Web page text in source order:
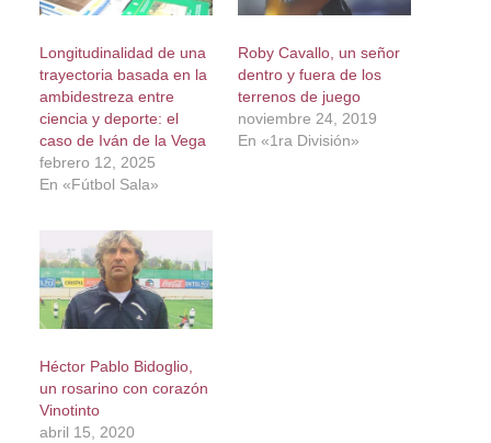
Longitudinalidad de una
trayectoria basada en la
ambidestreza entre
ciencia y deporte: el
caso de Iván de la Vega
febrero 12, 2025
En «Fútbol Sala»
Roby Cavallo, un señor
dentro y fuera de los
terrenos de juego
noviembre 24, 2019
En «1ra División»
Héctor Pablo Bidoglio,
un rosarino con corazón
Vinotinto
abril 15, 2020